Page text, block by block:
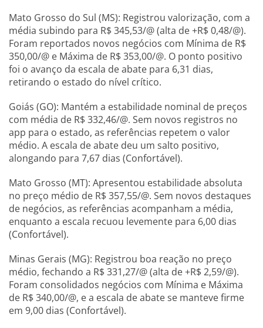
Mato Grosso do Sul (MS): Registrou valorização, com a
média subindo para R$ 345,53/@ (alta de +R$ 0,48/@).
Foram reportados novos negócios com Mínima de R$
350,00/@ e Máxima de R$ 353,00/@. O ponto positivo
foi o avanço da escala de abate para 6,31 dias,
retirando o estado do nível crítico.
Goiás (GO): Mantém a estabilidade nominal de preços
com média de R$ 332,46/@. Sem novos registros no
app para o estado, as referências repetem o valor
médio. A escala de abate deu um salto positivo,
alongando para 7,67 dias (Confortável).
Mato Grosso (MT): Apresentou estabilidade absoluta
no preço médio de R$ 357,55/@. Sem novos destaques
de negócios, as referências acompanham a média,
enquanto a escala recuou levemente para 6,00 dias
(Confortável).
Minas Gerais (MG): Registrou boa reação no preço
médio, fechando a R$ 331,27/@ (alta de +R$ 2,59/@).
Foram consolidados negócios com Mínima e Máxima
de R$ 340,00/@, e a escala de abate se manteve firme
em 9,00 dias (Confortável).